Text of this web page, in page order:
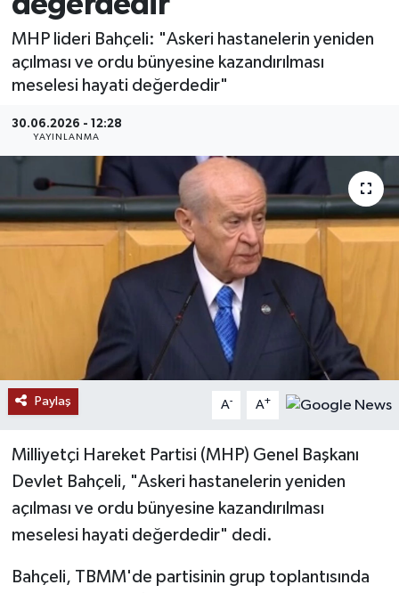
MHP lideri Bahçeli: "Askeri hastanelerin yeniden
açılması ve ordu bünyesine kazandırılması
meselesi hayati değerdedir"
30.06.2026 - 12:28
YAYINLANMA
Paylaş A- A+
Milliyetçi Hareket Partisi (MHP) Genel Başkanı
Devlet Bahçeli, "Askeri hastanelerin yeniden
açılması ve ordu bünyesine kazandırılması
meselesi hayati değerdedir" dedi.
Bahçeli, TBMM'de partisinin grup toplantısında
MAGAZİN
ÖZEL HABER
RESMİ İLANLAR
SAĞLIK
SİYASET
SOSYAL YARDIMLAR
SPONSORLU YAZI
TEKNOLOJİ